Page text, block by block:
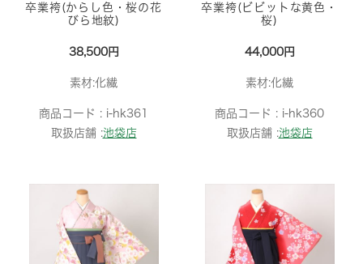
卒業袴(からし色・桜の花
びら地紋)
38,500円
素材:化繊
商品コード : i-hk361
取扱店舗 :池袋店
卒業袴(ビビットな黄色・
桜)
44,000円
素材:化繊
商品コード : i-hk360
取扱店舗 :池袋店